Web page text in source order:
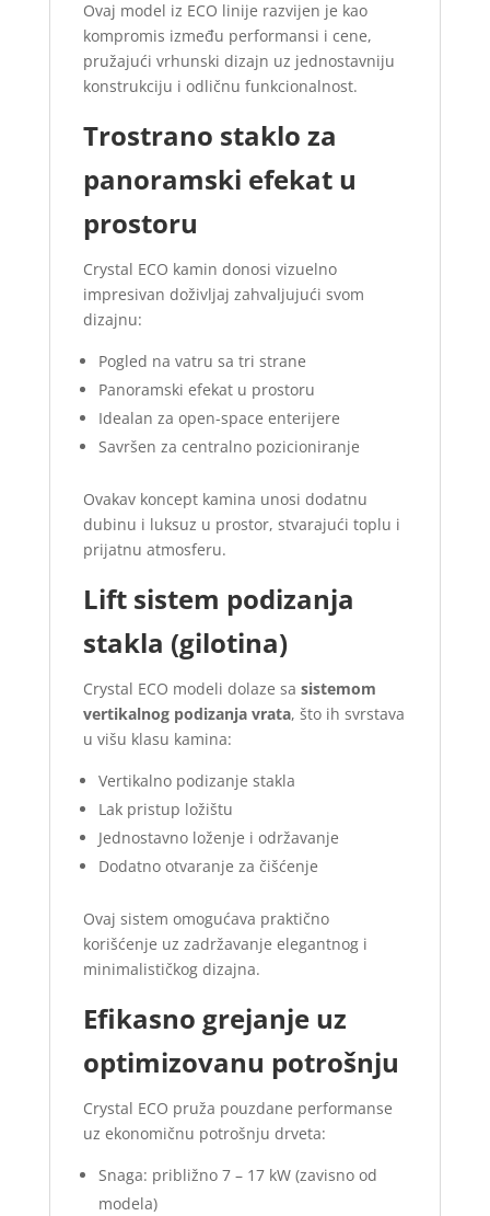
Ovaj model iz ECO linije razvijen je kao
kompromis između performansi i cene,
pružajući vrhunski dizajn uz jednostavniju
konstrukciju i odličnu funkcionalnost.
Trostrano staklo za
panoramski efekat u
prostoru
Crystal ECO kamin donosi vizuelno
impresivan doživljaj zahvaljujući svom
dizajnu:
Pogled na vatru sa tri strane
Panoramski efekat u prostoru
Idealan za open-space enterijere
Savršen za centralno pozicioniranje
Ovakav koncept kamina unosi dodatnu
dubinu i luksuz u prostor, stvarajući toplu i
prijatnu atmosferu.
Lift sistem podizanja
stakla (gilotina)
Crystal ECO modeli dolaze sa sistemom
vertikalnog podizanja vrata, što ih svrstava
u višu klasu kamina:
Vertikalno podizanje stakla
Lak pristup ložištu
Jednostavno loženje i održavanje
Dodatno otvaranje za čišćenje
Ovaj sistem omogućava praktično
korišćenje uz zadržavanje elegantnog i
minimalističkog dizajna.
Efikasno grejanje uz
optimizovanu potrošnju
Crystal ECO pruža pouzdane performanse
uz ekonomičnu potrošnju drveta:
Snaga: približno 7 – 17 kW (zavisno od
modela)